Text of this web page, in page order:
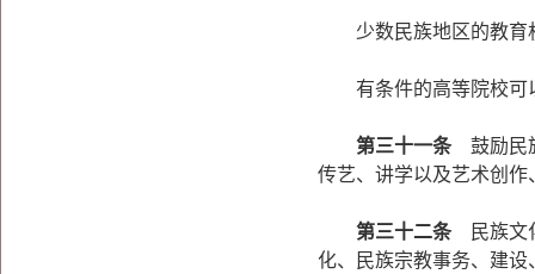
少数民族地区的教育
有条件的高等院校可
第三十一条鼓励民
传艺、讲学以及艺术创
第三十二条民族文
化、民族宗教事务、建